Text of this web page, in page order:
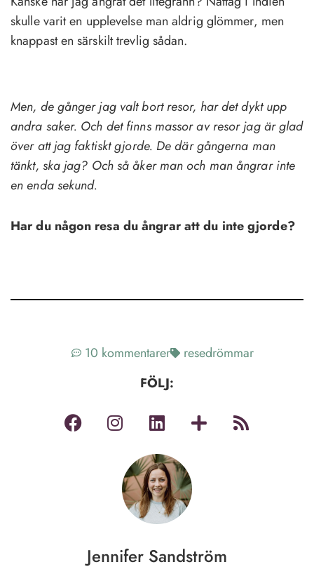
skulle varit en upplevelse man aldrig glömmer, men
knappast en särskilt trevlig sådan.
Men, de gånger jag valt bort resor, har det dykt upp
andra saker. Och det finns massor av resor jag är glad
över att jag faktiskt gjorde. De där gångerna man
tänkt, ska jag? Och så åker man och man ångrar inte
en enda sekund.
Har du någon resa du ångrar att du inte gjorde?
10 kommentarer
resedrömmar
FÖLJ:
Jennifer Sandström